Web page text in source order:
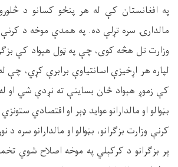
په افغانستان کې له هر پنځو کسانو د
مالدارۍ سره تړلې ده. په همدې موخه د کرنې،
وزارت تل هڅه کوی، چې په ټول هېواد کې
لپاره هر اړخیزې اسانتیاوې برابرې کړي، چې
کې زموږ هېواد ځان بساینې ته نږدې شي او له
بڼوالو او مالدارانو عواید ډېر او اقتصادي
کرنې وزارت بزګرانو، بڼوالو او مالدارانو سره د
پر بزګرانو د کرکېلي په موخه اصلاح شوي